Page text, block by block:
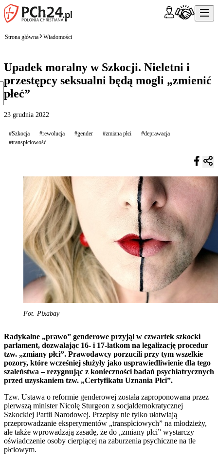
Strona główna Wiadomości
Upadek moralny w Szkocji. Nieletni i
przestępcy seksualni będą mogli „zmienić
płeć”
23 grudnia 2022
#Szkocja #rewolucja #gender #zmiana płci
#deprawacja
#transpłciowość
Fot. Pixabay
Radykalne „prawo” genderowe przyjął w czwartek szkocki
parlament, dozwalając 16- i 17-latkom na legalizację procedur
tzw. „zmiany płci”. Prawodawcy porzucili przy tym wszelkie
pozory, które wcześniej służyły jako usprawiedliwienie dla tego
szaleństwa – rezygnując z konieczności badań psychiatrycznych
przed uzyskaniem tzw. „Certyfikatu Uznania Płci”.
Tzw. Ustawa o reformie genderowej została zaproponowana przez
pierwszą minister Nicolę Sturgeon z socjaldemokratycznej
Szkockiej Partii Narodowej. Przepisy nie tylko ułatwiają
przeprowadzanie eksperymentów „transpłciowych” na młodzieży,
ale także wprowadzają zasadę, że do „zmiany płci” wystarczy
oświadczenie osoby cierpiącej na zaburzenia psychiczne na tle
płciowym.